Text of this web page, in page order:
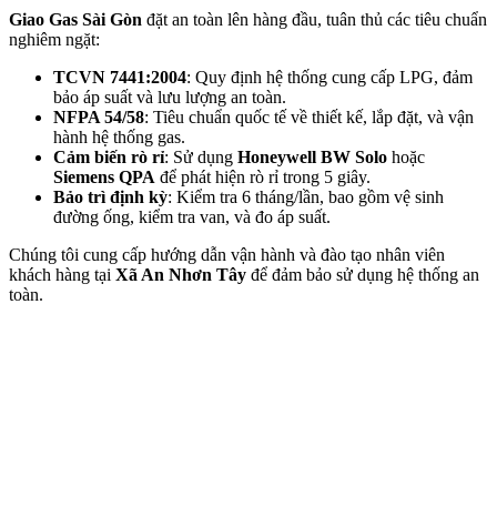
Giao Gas Sài Gòn đặt an toàn lên hàng đầu, tuân thủ các tiêu chuẩn
nghiêm ngặt:
TCVN 7441:2004: Quy định hệ thống cung cấp LPG, đảm
bảo áp suất và lưu lượng an toàn.
NFPA 54/58: Tiêu chuẩn quốc tế về thiết kế, lắp đặt, và vận
hành hệ thống gas.
Cảm biến rò rỉ: Sử dụng Honeywell BW Solo hoặc
Siemens QPA để phát hiện rò rỉ trong 5 giây.
Bảo trì định kỳ: Kiểm tra 6 tháng/lần, bao gồm vệ sinh
đường ống, kiểm tra van, và đo áp suất.
Chúng tôi cung cấp hướng dẫn vận hành và đào tạo nhân viên
khách hàng tại Xã An Nhơn Tây để đảm bảo sử dụng hệ thống an
toàn.